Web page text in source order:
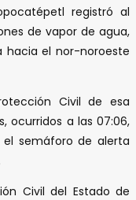
registró al
de vapor de agua,
hacia el nor-noroeste
Civil de esa
ocurridos a las 07:06,
el semáforo de alerta
Civil del Estado de